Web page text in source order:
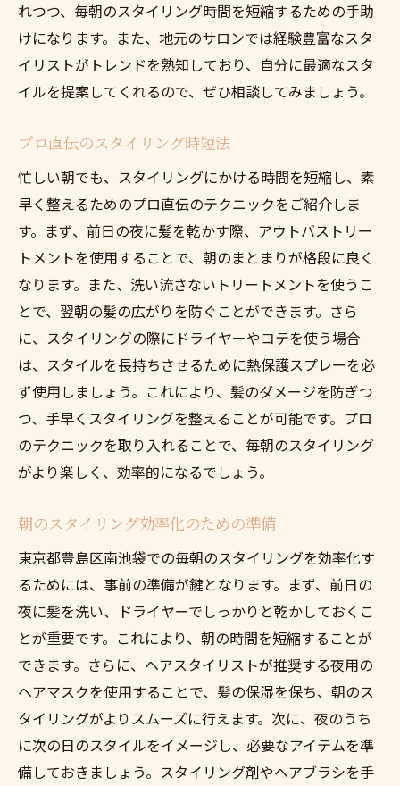
れつつ、毎朝のスタイリング時間を短縮するための手助
けになります。また、地元のサロンでは経験豊富なスタ
イリストがトレンドを熟知しており、自分に最適なスタ
イルを提案してくれるので、ぜひ相談してみましょう。
プロ直伝のスタイリング時短法
忙しい朝でも、スタイリングにかける時間を短縮し、素
早く整えるためのプロ直伝のテクニックをご紹介しま
す。まず、前日の夜に髪を乾かす際、アウトバストリー
トメントを使用することで、朝のまとまりが格段に良く
なります。また、洗い流さないトリートメントを使うこ
とで、翌朝の髪の広がりを防ぐことができます。さら
に、スタイリングの際にドライヤーやコテを使う場合
は、スタイルを長持ちさせるために熱保護スプレーを必
ず使用しましょう。これにより、髪のダメージを防ぎつ
つ、手早くスタイリングを整えることが可能です。プロ
のテクニックを取り入れることで、毎朝のスタイリング
がより楽しく、効率的になるでしょう。
朝のスタイリング効率化のための準備
東京都豊島区南池袋での毎朝のスタイリングを効率化す
るためには、事前の準備が鍵となります。まず、前日の
夜に髪を洗い、ドライヤーでしっかりと乾かしておくこ
とが重要です。これにより、朝の時間を短縮することが
できます。さらに、ヘアスタイリストが推奨する夜用の
ヘアマスクを使用することで、髪の保湿を保ち、朝のス
タイリングがよりスムーズに行えます。次に、夜のうち
に次の日のスタイルをイメージし、必要なアイテムを準
備しておきましょう。スタイリング剤やヘアブラシを手